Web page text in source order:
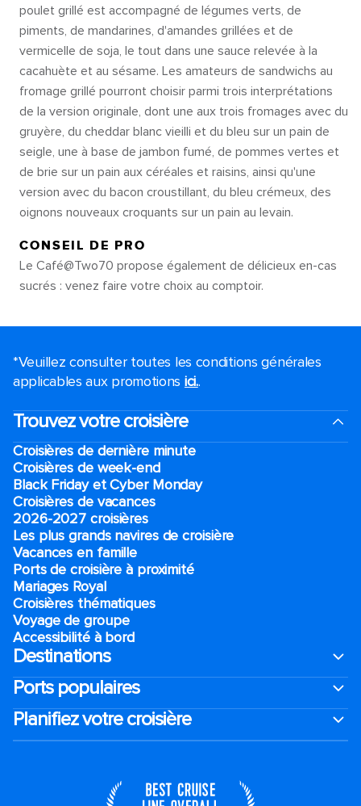
poulet grillé est accompagné de légumes verts, de
piments, de mandarines, d'amandes grillées et de
vermicelle de soja, le tout dans une sauce relevée à la
cacahuète et au sésame. Les amateurs de sandwichs au
fromage grillé pourront choisir parmi trois interprétations
de la version originale, dont une aux trois fromages avec du
gruyère, du cheddar blanc vieilli et du bleu sur un pain de
seigle, une à base de jambon fumé, de pommes vertes et
de brie sur un pain aux céréales et raisins, ainsi qu'une
version avec du bacon croustillant, du bleu crémeux, des
oignons nouveaux croquants sur un pain au levain.
CONSEIL DE PRO
Le Café@Two70 propose également de délicieux en-cas
sucrés : venez faire votre choix au comptoir.
*Veuillez consulter toutes les conditions générales
applicables aux promotions ici..
Trouvez votre croisière
Croisières de dernière minute
Croisières de week-end
Black Friday et Cyber Monday
Croisières de vacances
2026-2027 croisières
Les plus grands navires de croisière
Vacances en famille
Ports de croisière à proximité
Mariages Royal
Croisières thématiques
Voyage de groupe​
Accessibilité à bord​
Destinations
Ports populaires
Planifiez votre croisière